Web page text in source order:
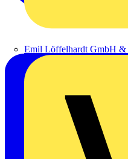
Emil Löffelhardt GmbH